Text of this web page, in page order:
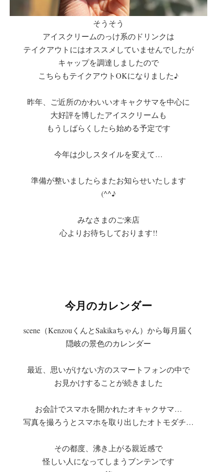
そうそう
アイスクリームのっけ系のドリンクは
テイクアウトにはオススメしていませんでしたが
キャップを調達しましたので
こちらもテイクアウトOKになりました♪
昨年、ご近所のかわいいオキャクサマを中心に
大好評を博したアイスクリームも
もうしばらくしたら始める予定です
今年は少しスタイルを変えて…
準備が整いましたらまたお知らせいたします
(^^♪
みなさまのご来店
心よりお待ちしております!!
今月のカレンダー
scene（KenzouくんとSakikaちゃん）から毎月届く
隠岐の景色のカレンダー
最近、思いがけない方のスマートフォンの中で
お見かけすることが続きました
お会計でスマホを開かれたオキャクサマ…
写真を撮ろうとスマホを取り出したオトモダチ…
その都度、沸き上がる親近感で
怪しい人になってしまうブンテンです